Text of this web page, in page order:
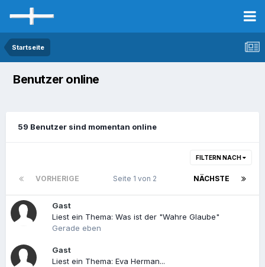
Startseite
Benutzer online
59 Benutzer sind momentan online
FILTERN NACH
VORHERIGE NÄCHSTE
Seite 1 von 2
Gast
Liest ein Thema: Was ist der "Wahre Glaube"
Gerade eben
Gast
Liest ein Thema: Eva Herman...